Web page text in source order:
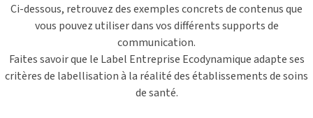
Ci-dessous, retrouvez des exemples concrets de contenus que
vous pouvez utiliser dans vos différents supports de
communication.
Faites savoir que le Label Entreprise Ecodynamique adapte ses
critères de labellisation à la réalité des établissements de soins
de santé.